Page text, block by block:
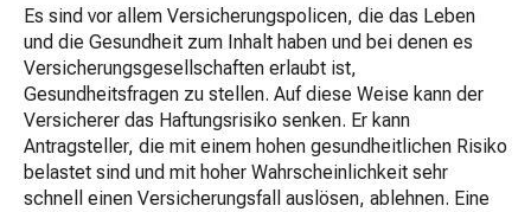
Es sind vor allem Versicherungspolicen, die das Leben
und die Gesundheit zum Inhalt haben und bei denen es
Versicherungsgesellschaften erlaubt ist,
Gesundheitsfragen zu stellen. Auf diese Weise kann der
Versicherer das Haftungsrisiko senken. Er kann
Antragsteller, die mit einem hohen gesundheitlichen Risiko
belastet sind und mit hoher Wahrscheinlichkeit sehr
schnell einen Versicherungsfall auslösen, ablehnen. Eine